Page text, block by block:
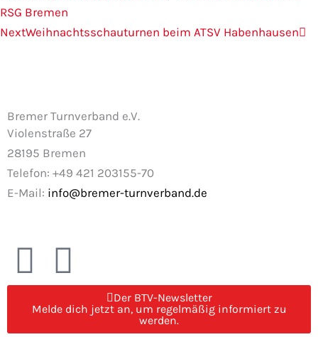
RSG Bremen
NextWeihnachtsschauturnen beim ATSV Habenhausen
Bremer Turnverband e.V.
Violenstraße 27
28195 Bremen
Telefon: +49 421 203155-70
E-Mail: info@bremer-turnverband.de
F
a
I
n
Der BTV-Newsletter
Melde dich jetzt an, um regelmäßig informiert zu
werden.